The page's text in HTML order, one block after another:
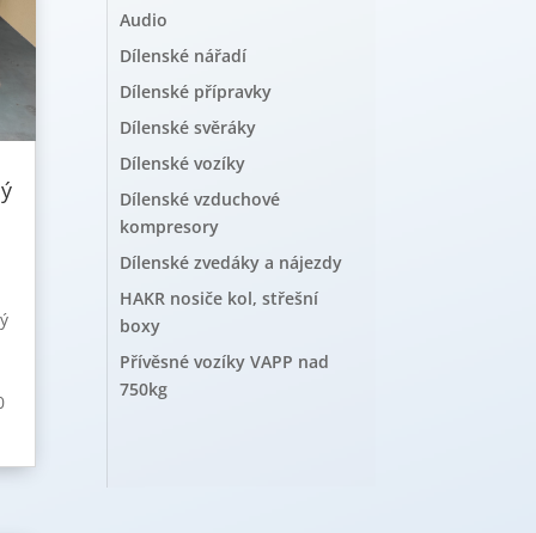
Audio
Dílenské nářadí
Dílenské přípravky
Dílenské svěráky
Dílenské vozíky
Dílenské vzduchové
kompresory
Dílenské zvedáky a nájezdy
HAKR nosiče kol, střešní
boxy
Přívěsné vozíky VAPP nad
750kg